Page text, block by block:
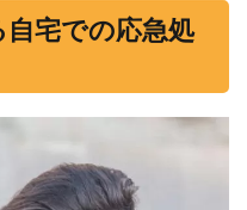
宅での応急処